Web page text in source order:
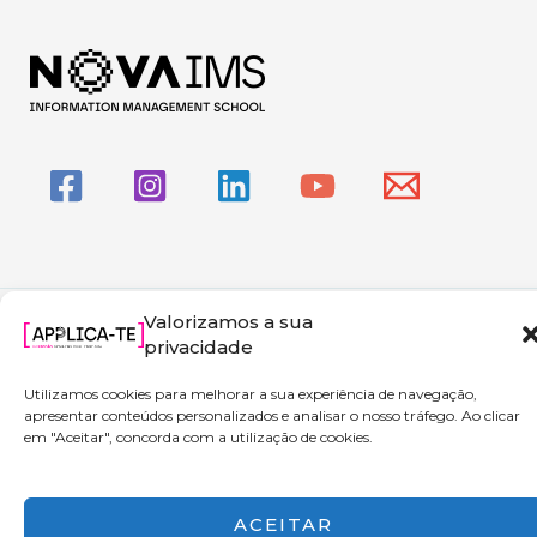
Valorizamos a sua
privacidade
Utilizamos cookies para melhorar a sua experiência de navegação,
apresentar conteúdos personalizados e analisar o nosso tráfego. Ao clicar
em "Aceitar", concorda com a utilização de cookies.
ACEITAR
Copyright © 2026 Applica-te | Powered by NOVA IMS